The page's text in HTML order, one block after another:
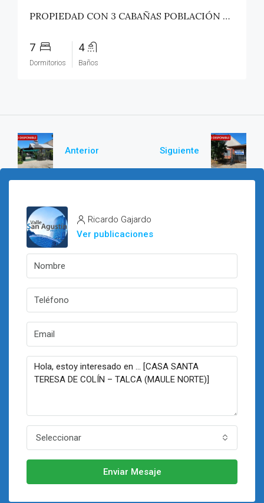
PROPIEDAD CON 3 CABAÑAS POBLACIÓN ROSS – PICHILEMU
7
Dormitorios
4
Baños
Anterior Siguiente
Ricardo Gajardo
Ver publicaciones
Seleccionar
Enviar Mesaje